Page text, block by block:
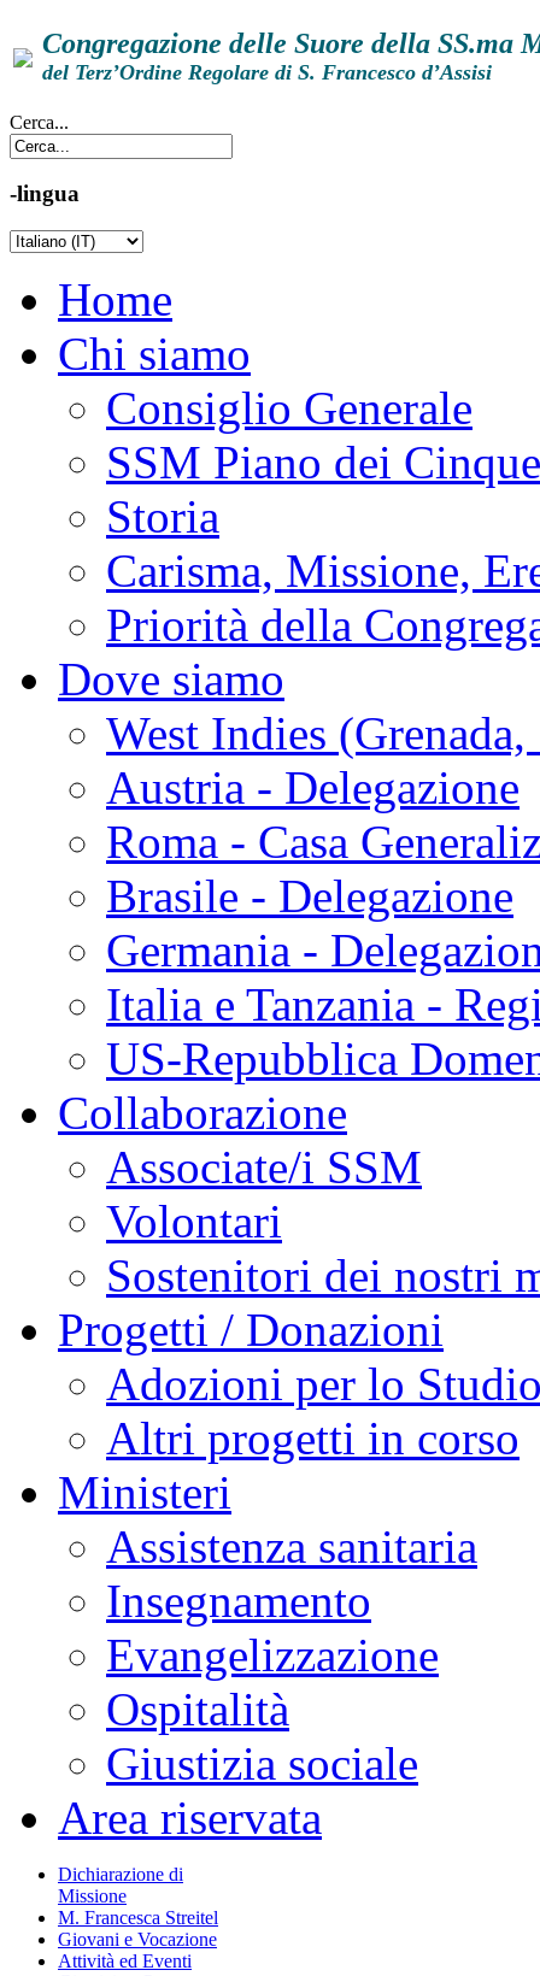
Congregazione delle Suore della SS.ma
del Terz’Ordine Regolare di S. Francesco d’Assisi
Cerca...
-lingua
Home
Chi siamo
Consiglio Generale
SSM Piano dei
Storia
Carisma, Missione,
Priorità della
Dove siamo
West Indies
Austria - Delegazione
Roma - Casa
Brasile - Delegazione
Germania -
Italia e Tanzania -
US-Repubblica
Collaborazione
Associate/i SSM
Volontari
Sostenitori dei nostri
Progetti / Donazioni
Adozioni per lo
Altri progetti in corso
Ministeri
Assistenza sanitaria
Insegnamento
Evangelizzazione
Ospitalità
Giustizia sociale
Area riservata
Dichiarazione di
Missione
M. Francesca Streitel
Giovani e Vocazione
Attività ed Eventi